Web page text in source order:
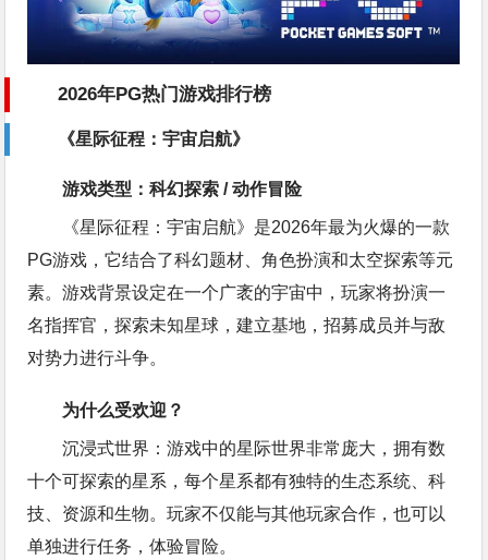
2026年PG热门游戏排行榜
《星际征程：宇宙启航》
游戏类型：科幻探索 / 动作冒险
《星际征程：宇宙启航》是2026年最为火爆的一款
PG游戏，它结合了科幻题材、角色扮演和太空探索等元
素。游戏背景设定在一个广袤的宇宙中，玩家将扮演一
名指挥官，探索未知星球，建立基地，招募成员并与敌
对势力进行斗争。
为什么受欢迎？
沉浸式世界：游戏中的星际世界非常庞大，拥有数
十个可探索的星系，每个星系都有独特的生态系统、科
技、资源和生物。玩家不仅能与其他玩家合作，也可以
单独进行任务，体验冒险。